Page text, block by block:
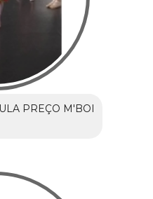
PREÇO M'BOI